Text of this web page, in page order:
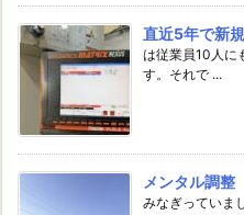
直近5年で新
は従業員10人に
す。それで ...
メンタル調整
みなぎっていま